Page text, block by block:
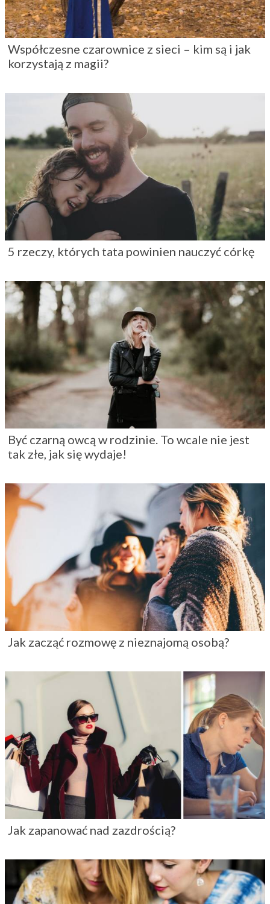
Współczesne czarownice z sieci – kim są i jak
korzystają z magii?
5 rzeczy, których tata powinien nauczyć córkę
Być czarną owcą w rodzinie. To wcale nie jest
tak złe, jak się wydaje!
Jak zacząć rozmowę z nieznajomą osobą?
Jak zapanować nad zazdrością?